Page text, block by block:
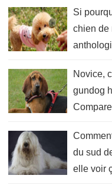
Si
chien de
Novice,
gundog
du sud
elle voir